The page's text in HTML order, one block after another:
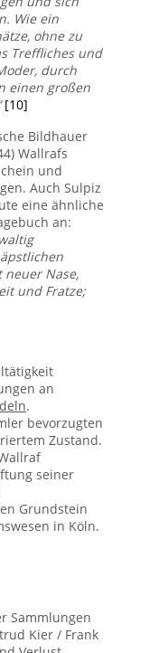
Wie ein
ohne zu
Treffliches und
durch
einen großen
[10]
Bildhauer
Wallrafs
und
Auch Sulpiz
eine ähnliche
an:
neuer Nase,
und Fratze;
an
.
bevorzugten
Zustand.
seiner
Grundstein
in Köln.
Sammlungen
Kier / Frank